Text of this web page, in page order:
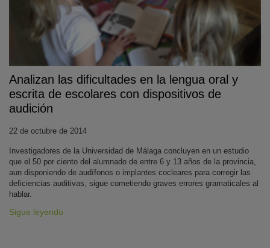
Analizan las dificultades en la lengua oral y
escrita de escolares con dispositivos de
audición
22 de octubre de 2014
Investigadores de la Universidad de Málaga concluyen en un estudio
que el 50 por ciento del alumnado de entre 6 y 13 años de la provincia,
aun disponiendo de audífonos o implantes cocleares para corregir las
deficiencias auditivas, sigue cometiendo graves errores gramaticales al
hablar.
Sigue leyendo